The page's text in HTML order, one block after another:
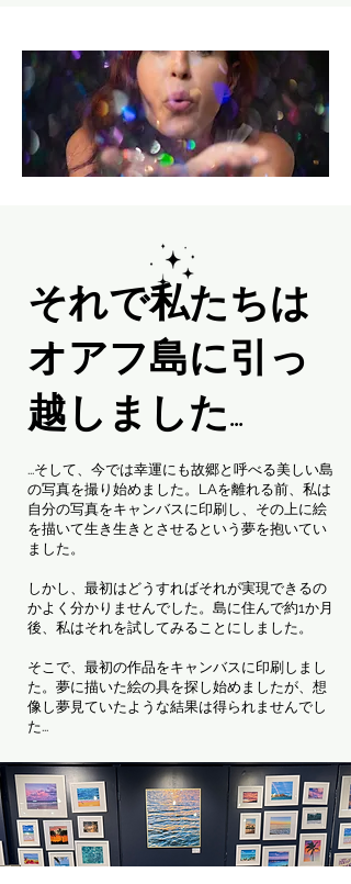
それで私たちは
オアフ島に引っ
越しました...
...そして、今では幸運にも故郷と呼べる美しい島
の写真を撮り始めました。LAを離れる前、私は
自分の写真をキャンバスに印刷し、その上に絵
を描いて生き生きとさせるという夢を抱いてい
ました。
しかし、最初はどうすればそれが実現できるの
かよく分かりませんでした。島に住んで約1か月
後、私はそれを試してみることにしました。
そこで、最初の作品をキャンバスに印刷しまし
た。夢に描いた絵の具を探し始めましたが、想
像し夢見ていたような結果は得られませんでし
た...